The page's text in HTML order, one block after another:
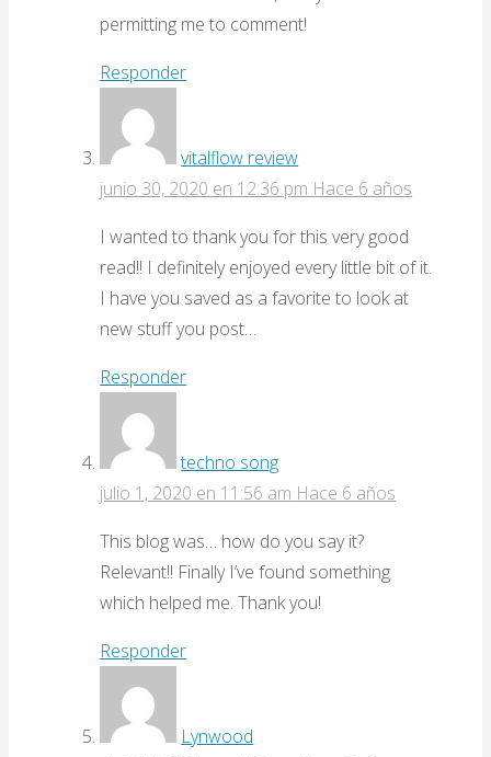
permitting me to comment!
Responder
vitalflow review
junio 30, 2020 en 12:36 pm Hace 6 años
I wanted to thank you for this very good
read!! I definitely enjoyed every little bit of it.
I have you saved as a favorite to look at
new stuff you post…
Responder
techno song
julio 1, 2020 en 11:56 am Hace 6 años
This blog was… how do you say it?
Relevant!! Finally I’ve found something
which helped me. Thank you!
Responder
Lynwood